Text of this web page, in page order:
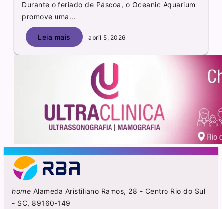
Durante o feriado de Páscoa, o Oceanic Aquarium
promove uma...
Leia mais abril 5, 2026
home Alameda Aristiliano Ramos, 28 - Centro Rio do Sul
- SC, 89160-149